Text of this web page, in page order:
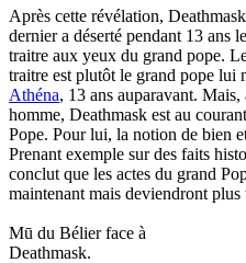
Après cette révélation,
dernier a déserté pendant 13 ans le
traitre aux yeux du grand pope.
traitre est plutôt le grand pope lui
Athéna, 13 ans auparavant.
homme, Deathmask est au
Pope. Pour lui, la notion de bien
Prenant exemple sur des faits
conclut que les actes du grand
maintenant mais deviendront
Mū du Bélier face à
Deathmask.